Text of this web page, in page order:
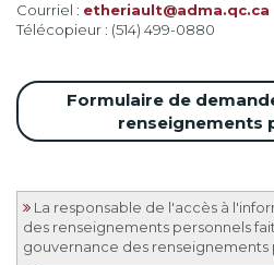
Courriel : etheriault@adma.qc.ca
Télécopieur : (514) 499-0880
Formulaire de
renseignements
La responsable de l'accès à
des renseignements personnels
gouvernance des renseignements